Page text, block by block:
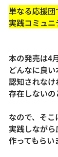
単なる応援団
実践コミュニ
本の発売は4
どんなに良い
認知されなけ
存在しないの
なので、そこ
実践しなが
作ってもらい